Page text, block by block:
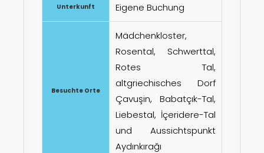
Unterkunft Eigene Buchung
Besuchte Orte
Mädchenkloster,
Rosental, Schwerttal,
Rotes Tal,
altgriechisches Dorf
Çavuşin, Babatçık-Tal,
Liebestal, İçeridere-Tal
und Aussichtspunkt
Aydınkırağı